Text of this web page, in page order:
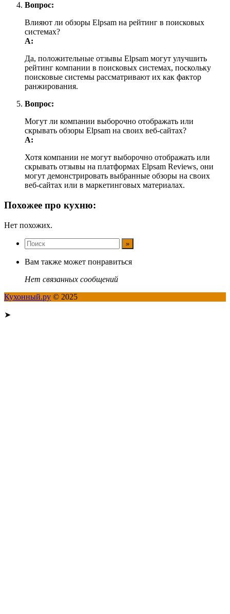
Вопрос:
Влияют ли обзоры Elpsam на рейтинг в поисковых
системах?
А:
Да, положительные отзывы Elpsam могут улучшить
рейтинг компании в поисковых системах, поскольку
поисковые системы рассматривают их как фактор
ранжирования.
Вопрос:
Могут ли компании выборочно отображать или
скрывать обзоры Elpsam на своих веб-сайтах?
А:
Хотя компании не могут выборочно отображать или
скрывать отзывы на платформах Elpsam Reviews, они
могут демонстрировать выбранные обзоры на своих
веб-сайтах или в маркетинговых материалах.
Похожее про кухню:
Нет похожих.
Вам также может понравиться
Нет связанных сообщений
Кухонный.ру © 2025
➤